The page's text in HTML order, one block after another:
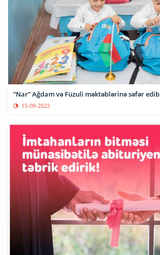
“Nar” Ağdam və Füzuli məktəblərinə səfər edib
15-09-2022